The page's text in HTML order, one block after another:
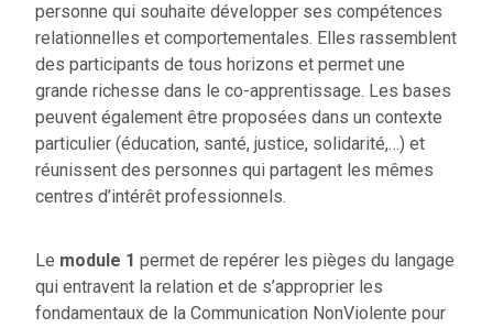
personne qui souhaite développer ses compétences
relationnelles et comportementales. Elles rassemblent
des participants de tous horizons et permet une
grande richesse dans le co-apprentissage. Les bases
peuvent également être proposées dans un contexte
particulier (éducation, santé, justice, solidarité,…) et
réunissent des personnes qui partagent les mêmes
centres d’intérêt professionnels.
Le module 1 permet de repérer les pièges du langage
qui entravent la relation et de s’approprier les
fondamentaux de la Communication NonViolente pour